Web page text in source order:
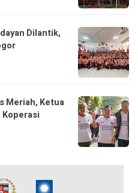
Dilantik,
Meriah, Ketua
Koperasi